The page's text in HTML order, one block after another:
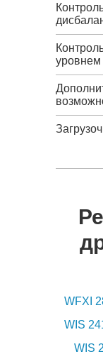
WFXI
WIS
WIS